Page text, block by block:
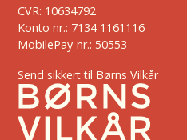
CVR: 10634792
Konto nr.: 7134 1161116
MobilePay-nr.: 50553
Send sikkert til Børns Vilkår